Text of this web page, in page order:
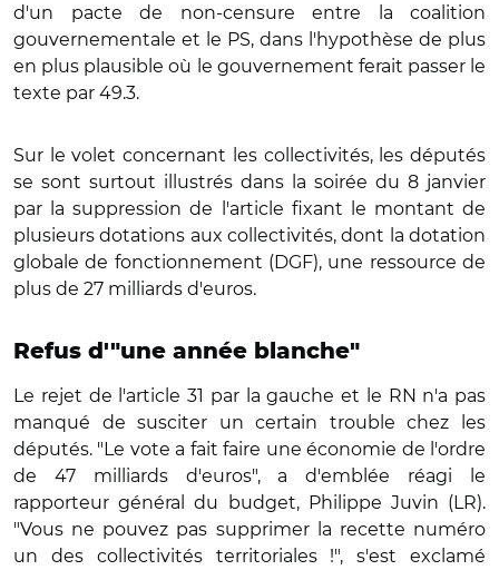
d'un pacte de non-censure entre la coalition
gouvernementale et le PS, dans l'hypothèse de plus
en plus plausible où le gouvernement ferait passer le
texte par 49.3.
Sur le volet concernant les collectivités, les députés
se sont surtout illustrés dans la soirée du 8 janvier
par la suppression de l'article fixant le montant de
plusieurs dotations aux collectivités, dont la dotation
globale de fonctionnement (DGF), une ressource de
plus de 27 milliards d'euros.
Refus d'"une année blanche"
Le rejet de l'article 31 par la gauche et le RN n'a pas
manqué de susciter un certain trouble chez les
députés. "Le vote a fait faire une économie de l'ordre
de 47 milliards d'euros", a d'emblée réagi le
rapporteur général du budget, Philippe Juvin (LR).
"Vous ne pouvez pas supprimer la recette numéro
un des collectivités territoriales !", s'est exclamé